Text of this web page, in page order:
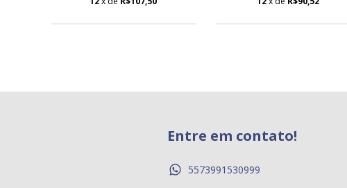
Entre em contato!
5573991530999